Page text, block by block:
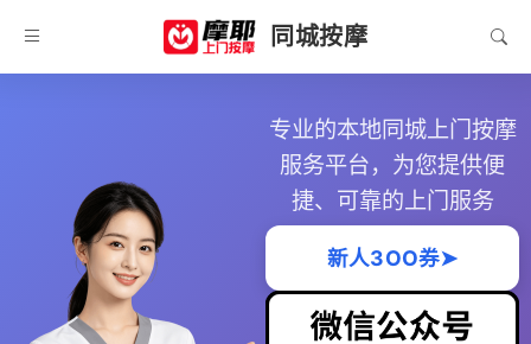
同城按摩
专业的本地同城上门按摩
服务平台，为您提供便
捷、可靠的上门服务
新人3OO券➤